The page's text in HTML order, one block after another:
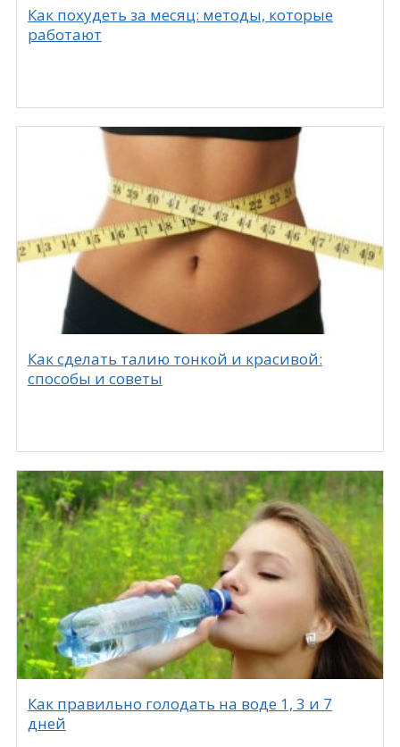
Как похудеть за месяц: методы, которые
работают
Как сделать талию тонкой и красивой:
способы и советы
Как правильно голодать на воде 1, 3 и 7
дней